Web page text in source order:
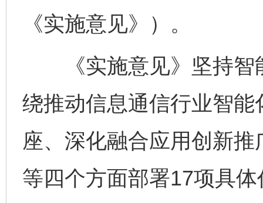
《实施意见》）。
《实施意见》坚持智
绕推动信息通信行业智
座、深化融合应用创新
等四个方面部署17项具